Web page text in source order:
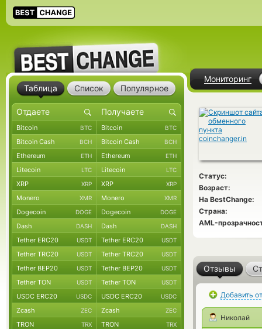
Мониторинг
Статус:
Возраст:
На BestChange:
Страна:
AML-
Отзывы
Добавить
Николай
Таблица Список Популярное
Bitcoin BTC Bitcoin BTC
Bitcoin Cash BCH Bitcoin Cash BCH
Ethereum ETH Ethereum ETH
Litecoin LTC Litecoin LTC
XRP XRP XRP XRP
Monero XMR Monero XMR
Dogecoin DOGE Dogecoin DOGE
Dash DASH Dash DASH
Tether ERC20 USDT Tether ERC20 USDT
Tether TRC20 USDT Tether TRC20 USDT
Tether BEP20 USDT Tether BEP20 USDT
Tether TON USDT Tether TON USDT
USDC ERC20 USDC USDC ERC20 USDC
Zcash ZEC Zcash ZEC
TRON TRX TRON TRX